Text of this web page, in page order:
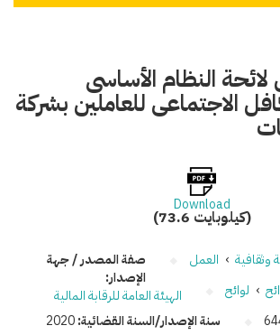
النظام الأساسى
الاجتماعى للعاملين بشركة
Download
(73.6 كيلوبايت)
وثقافية › العمل
› لوائح
سنة الإصدار/السنة القضائية:2020
صفة المصدر / جهة
الإصدار:
الهيئة العامة للرقابة المالية